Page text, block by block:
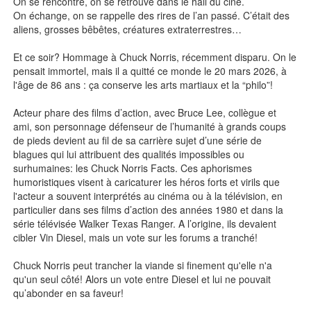
On échange, on se rappelle des rires de l’an passé. C’était des
aliens, grosses bêbêtes, créatures extraterrestres…
Et ce soir? Hommage à Chuck Norris, récemment disparu. On le
pensait immortel, mais il a quitté ce monde le 20 mars 2026, à
l'âge de 86 ans : ça conserve les arts martiaux et la “philo”!
Acteur phare des films d’action, avec Bruce Lee, collègue et
ami, son personnage défenseur de l’humanité à grands coups
de pieds devient au fil de sa carrière sujet d’une série de
blagues qui lui attribuent des qualités impossibles ou
surhumaines: les Chuck Norris Facts. Ces aphorismes
humoristiques visent à caricaturer les héros forts et virils que
l'acteur a souvent interprétés au cinéma ou à la télévision, en
particulier dans ses films d’action des années 1980 et dans la
série télévisée Walker Texas Ranger. A l’origine, ils devaient
cibler Vin Diesel, mais un vote sur les forums a tranché!
Chuck Norris peut trancher la viande si finement qu'elle n'a
qu'un seul côté! Alors un vote entre Diesel et lui ne pouvait
qu’abonder en sa faveur!